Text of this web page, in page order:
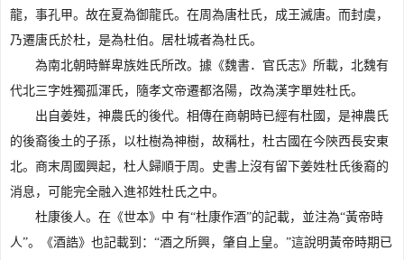
龍，事孔甲。故在夏為御龍氏。在周為唐杜氏，成王滅唐。而封虞，
乃遷唐氏於杜，是為杜伯。居杜城者為杜氏。
為南北朝時鮮卑族姓氏所改。據《魏書．官氏志》所載，北魏有
代北三字姓獨孤渾氏，隨孝文帝遷都洛陽，改為漢字單姓杜氏。
出自姜姓，神農氏的後代。相傳在商朝時已經有杜國，是神農氏
的後裔後土的子孫，以杜樹為神樹，故稱杜，杜古國在今陝西長安東
北。商末周國興起，杜人歸順于周。史書上沒有留下姜姓杜氏後裔的
消息，可能完全融入進祁姓杜氏之中。
杜康後人。在《世本》中 有“杜康作酒”的記載，並注為“黃帝時
人”。《酒誥》也記載到：“酒之所興，肇自上皇。”這說明黃帝時期已